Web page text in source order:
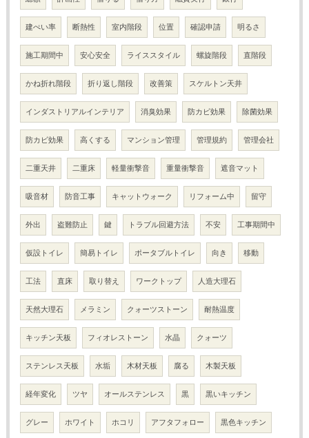
建ぺい率 断熱性 室内階段 位置 確認申請 明るさ
施工期間中 安心安全 ライススタイル 螺旋階段 直階段
かね折れ階段 折り返し階段 改善策 スケルトン天井
インダストリアルインテリア 消臭効果 防カビ効果 除菌効果
防カビ効果 高くする マンション管理 管理規約 管理会社
二重天井 二重床 軽量衝撃音 重量衝撃音 遮音マット
吸音材 防音工事 キャットウォーク リフォーム中 留守
外出 盗難防止 鍵 トラブル回避方法 不安 工事期間中
仮設トイレ 簡易トイレ ポータブルトイレ 向き 移動
工法 直床 取り替え ワークトップ 人造大理石
天然大理石 メラミン クォーツストーン 耐熱温度
キッチン天板 フィオレストーン 水晶 クォーツ
ステンレス天板 水垢 木材天板 腐る 木製天板
経年変化 ツヤ オールステンレス 黒 黒いキッチン
グレー ホワイト ホコリ アフタフォロー 黒色キッチン